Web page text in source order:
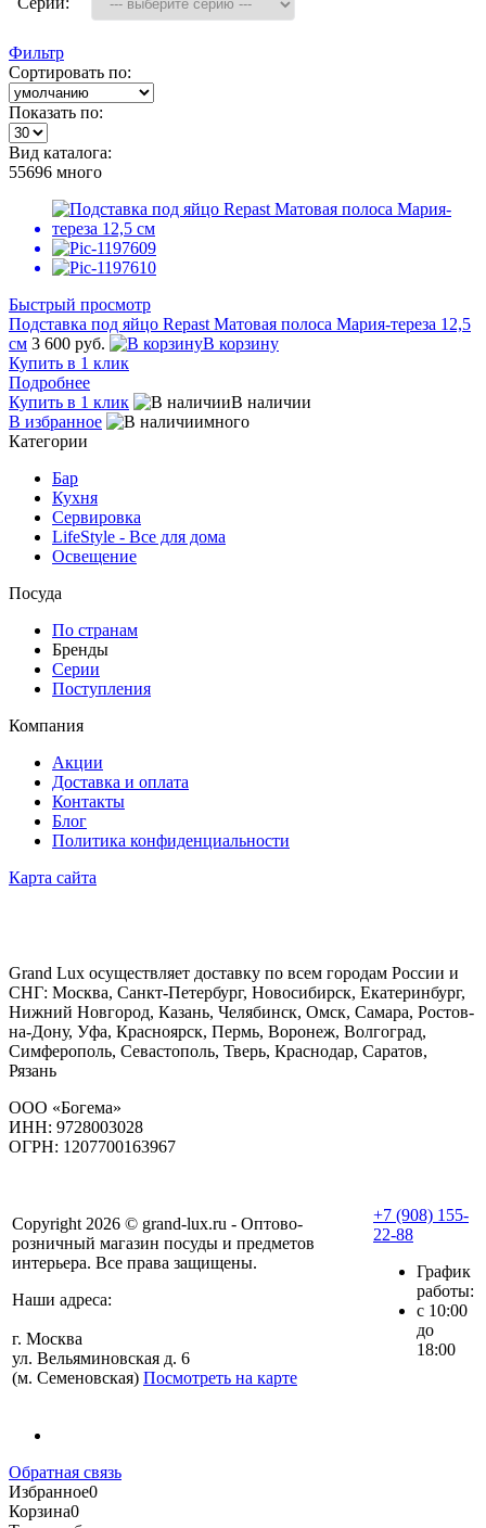
Фильтр
Сортировать по:
Показать по:
Вид каталога:
55696 много
Быстрый просмотр
Подставка под яйцо Repast Матовая полоса Мария-тереза 12,5
см 3 600 руб.
В корзину
Купить в 1 клик
Подробнее
Купить в 1 клик
В наличии
В избранное
много
Категории
Бар
Кухня
Сервировка
LifeStyle - Все для дома
Освещение
Посуда
По странам
Бренды
Серии
Поступления
Компания
Акции
Доставка и оплата
Контакты
Блог
Политика конфиденциальности
Карта сайта
Grand Lux осуществляет доставку по всем городам России и
СНГ: Москва, Санкт-Петербург, Новосибирск, Екатеринбург,
Нижний Новгород, Казань, Челябинск, Омск, Самара, Ростов-
на-Дону, Уфа, Красноярск, Пермь, Воронеж, Волгоград,
Симферополь, Севастополь, Тверь, Краснодар, Саратов,
Рязань
ООО «Богема»
ИНН: 9728003028
ОГРН: 1207700163967
Copyright 2026 © grand-lux.ru - Оптово-
розничный магазин посуды и предметов
интерьера. Все права защищены.
Наши адреса:
г. Москва
ул. Вельяминовская д. 6
(м. Семеновская) Посмотреть на карте
+7 (908) 155-
22-88
График
работы:
с 10:00
до
18:00
Обратная связь
Избранное0
Корзина0